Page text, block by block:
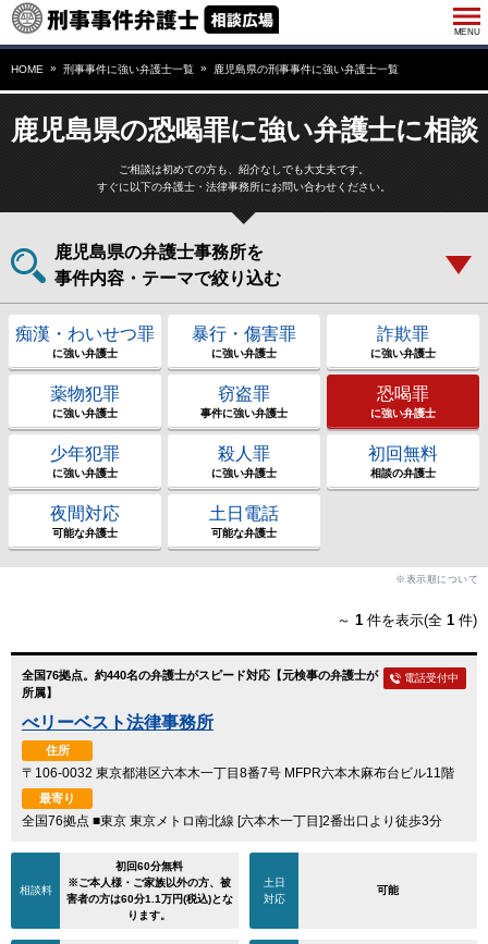
HOME 刑事事件に強い弁護士一覧 鹿児島県の刑事事件に強い弁護士一覧
鹿児島県の恐喝罪に強い弁護士に相談
ご相談は初めての方も、紹介なしでも大丈夫です。
すぐに以下の弁護士・法律事務所にお問い合わせください。
鹿児島県の弁護士事務所を
事件内容・テーマで絞り込む
痴漢・わいせつ罪
に強い弁護士
暴行・傷害罪
に強い弁護士
詐欺罪
に強い弁護士
薬物犯罪
に強い弁護士
窃盗罪
事件に強い弁護士
恐喝罪
に強い弁護士
少年犯罪
に強い弁護士
殺人罪
に強い弁護士
初回無料
相談の弁護士
夜間対応
可能な弁護士
土日電話
可能な弁護士
※表示順について
～ 1 件を表示(全 1 件)
全国76拠点。約440名の弁護士がスピード対応【元検事の弁護士が
所属】
べリーベスト法律事務所
住所
〒106-0032 東京都港区六本木一丁目8番7号 MFPR六本木麻布台ビル11階
最寄り
全国76拠点 ■東京 東京メトロ南北線 [六本木一丁目]2番出口より徒歩3分
電話受付中
相談料
初回60分無料
※ご本人様・ご家族以外の方、被
害者の方は60分1.1万円(税込)とな
ります。
土日
対応
可能